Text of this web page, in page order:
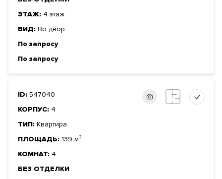
ЭТАЖ: 4 этаж
ВИД: Во двор
По запросу
По запросу
ID: 547040
КОРПУС: 4
ТИП: Квартира
ПЛОЩАДЬ: 139 м²
КОМНАТ: 4
БЕЗ ОТДЕЛКИ